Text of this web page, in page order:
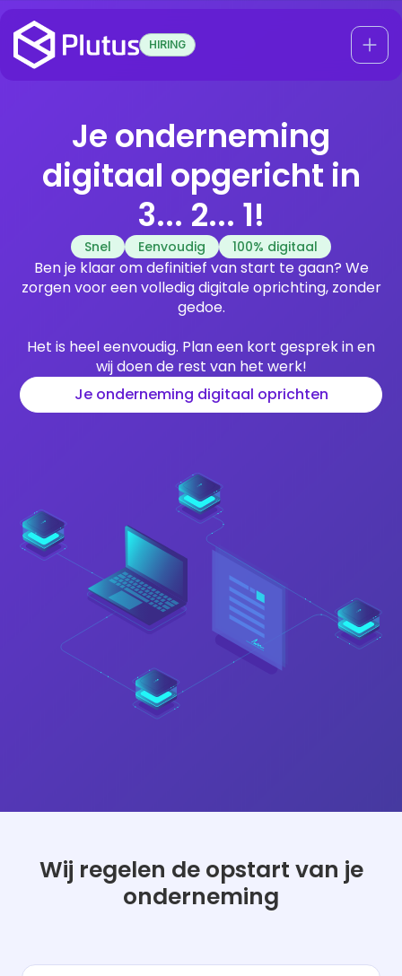
HIRING
Je onderneming
digitaal opgericht in
3... 2... 1!
Snel Eenvoudig 100% digitaal
Ben je klaar om definitief van start te gaan? We
zorgen voor een volledig digitale oprichting, zonder
gedoe.
Het is heel eenvoudig. Plan een kort gesprek in en
wij doen de rest van het werk!
Je onderneming digitaal oprichten
Wij regelen de opstart van je
onderneming